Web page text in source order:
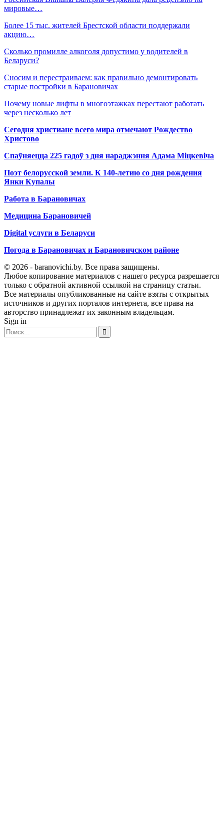
мировые…
Более 15 тыс. жителей Брестской области поддержали
акцию…
Сколько промилле алкоголя допустимо у водителей в
Беларуси?
Сносим и перестраиваем: как правильно демонтировать
старые постройки в Барановичах
Почему новые лифты в многоэтажках перестают работать
через несколько лет
Сегодня христиане всего мира отмечают Рождество
Христово
Спаўняецца 225 гадоў з дня нараджэння Адама Міцкевіча
Поэт белорусской земли. К 140-летию со дня рождения
Янки Купалы
Работа в Барановичах
Медицина Барановичей
Digital услуги в Беларуси
Погода в Барановичах и Барановичском районе
© 2026 - baranovichi.by. Все права защищены.
Любое копирование материалов с нашего ресурса разрешается
только с обратной активной ссылкой на страницу статьи.
Все материалы опубликованные на сайте взяты с открытых
источников и других порталов интернета, все права на
авторство принадлежат их законным владельцам.
Sign in